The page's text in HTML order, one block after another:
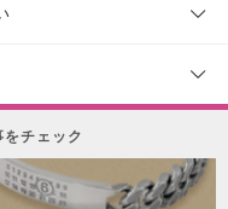
チェック